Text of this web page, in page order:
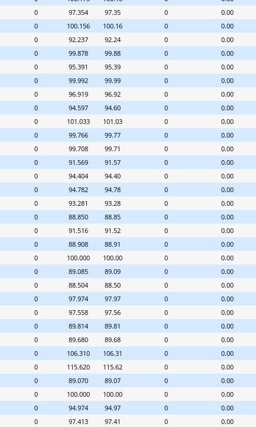
0 97.354 97.35 0 0.00
0 100.156 100.16 0 0.00
0 92.237 92.24 0 0.00
0 99.878 99.88 0 0.00
0 95.391 95.39 0 0.00
0 99.992 99.99 0 0.00
0 96.919 96.92 0 0.00
0 94.597 94.60 0 0.00
0 101.033 101.03 0 0.00
0 99.766 99.77 0 0.00
0 99.708 99.71 0 0.00
0 91.569 91.57 0 0.00
0 94.404 94.40 0 0.00
0 94.782 94.78 0 0.00
0 93.281 93.28 0 0.00
0 88.850 88.85 0 0.00
0 91.516 91.52 0 0.00
0 88.908 88.91 0 0.00
0 100.000 100.00 0 0.00
0 89.085 89.09 0 0.00
0 88.504 88.50 0 0.00
0 97.974 97.97 0 0.00
0 97.558 97.56 0 0.00
0 89.814 89.81 0 0.00
0 89.680 89.68 0 0.00
0 106.310 106.31 0 0.00
0 115.620 115.62 0 0.00
0 89.070 89.07 0 0.00
0 100.000 100.00 0 0.00
0 94.974 94.97 0 0.00
0 97.413 97.41 0 0.00